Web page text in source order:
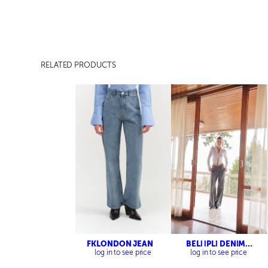
RELATED PRODUCTS
FKLONDON JEAN
log in to see price
BELİ İPLİ DENİM
PANTOLON
log in to see price